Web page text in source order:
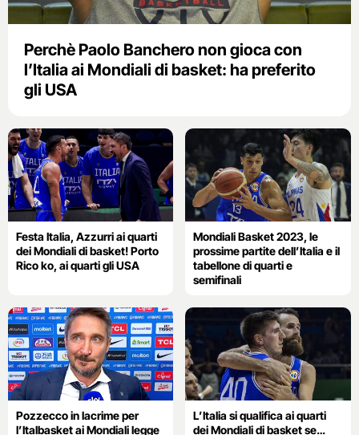
Perchè Paolo Banchero non gioca con
l’Italia ai Mondiali di basket: ha preferito
gli USA
Festa Italia, Azzurri ai quarti
dei Mondiali di basket! Porto
Rico ko, ai quarti gli USA
Mondiali Basket 2023, le
prossime partite dell’Italia e il
tabellone di quarti e
semifinali
Pozzecco in lacrime per
l’Italbasket ai Mondiali legge
L’Italia si qualifica ai quarti
dei Mondiali di basket se…